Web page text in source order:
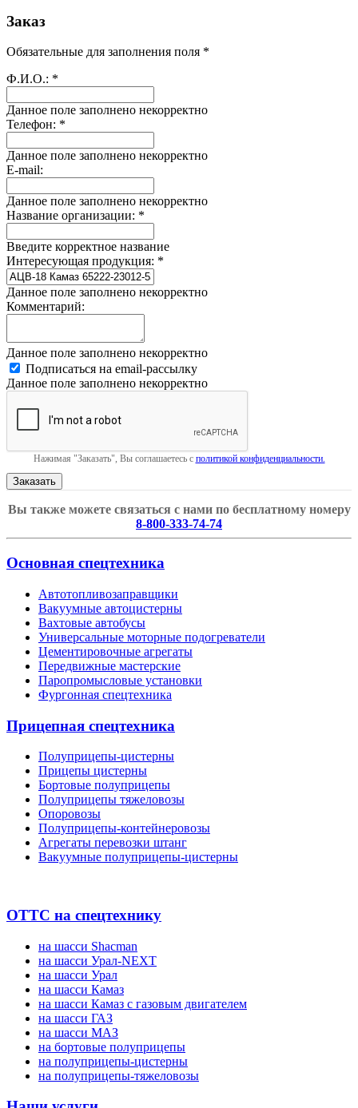
Заказ
Обязательные для заполнения поля *
Ф.И.О.: *
Данное поле заполнено некорректно
Телефон: *
Данное поле заполнено некорректно
E-mail:
Данное поле заполнено некорректно
Название организации: *
Введите корректное название
Интересующая продукция: *
Данное поле заполнено некорректно
Комментарий:
Данное поле заполнено некорректно
Подписаться на email-рассылку
Данное поле заполнено некорректно
Нажимая "Заказать", Вы соглашаетесь с политикой конфиденциальности.
Вы также можете связаться с нами по бесплатному номеру
8-800-333-74-74
Основная спецтехника
Автотопливозаправщики
Вакуумные автоцистерны
Вахтовые автобусы
Универсальные моторные подогреватели
Цементировочные агрегаты
Передвижные мастерские
Паропромысловые установки
Фургонная спецтехника
Прицепная спецтехника
Полуприцепы-цистерны
Прицепы цистерны
Бортовые полуприцепы
Полуприцепы тяжеловозы
Опоровозы
Полуприцепы-контейнеровозы
Агрегаты перевозки штанг
Вакуумные полуприцепы-цистерны
ОТТС на спецтехнику
на шасси Shacman
на шасси Урал-NEXT
на шасси Урал
на шасси Камаз
на шасси Камаз с газовым двигателем
на шасси ГАЗ
на шасси МАЗ
на бортовые полуприцепы
на полуприцепы-цистерны
на полуприцепы-тяжеловозы